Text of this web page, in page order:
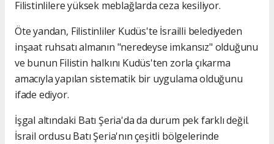
Filistinlilere yüksek meblağlarda ceza kesiliyor.
Öte yandan, Filistinliler Kudüs'te İsrailli belediyeden
inşaat ruhsatı almanın "neredeyse imkansız" olduğunu
ve bunun Filistin halkını Kudüs'ten zorla çıkarma
amacıyla yapılan sistematik bir uygulama olduğunu
ifade ediyor.
İşgal altındaki Batı Şeria'da da durum pek farklı değil.
İsrail ordusu Batı Şeria'nın çeşitli bölgelerinde